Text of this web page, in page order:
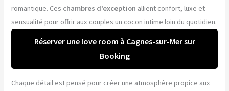
romantique. Ces chambres d’exception allient confort, luxe et
sensualité pour offrir aux couples un cocon intime loin du quotidien.
Réserver une love room à Cagnes-sur-Mer sur
Booking
Chaque détail est pensé pour créer une atmosphère propice aux